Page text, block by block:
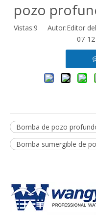
pozo
Vistas:9 Autor:Editor
07-
Bomba de pozo
Bomba sumergible de